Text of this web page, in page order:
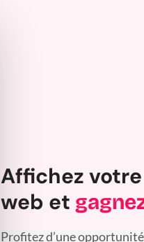
Affichez
web et
Profitez d’une